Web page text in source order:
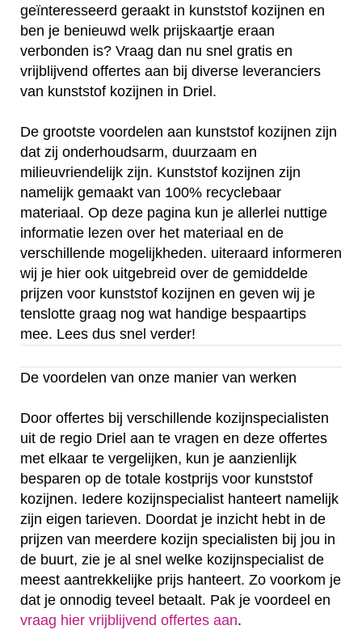
geïnteresseerd geraakt in kunststof kozijnen en
ben je benieuwd welk prijskaartje eraan
verbonden is? Vraag dan nu snel gratis en
vrijblijvend offertes aan bij diverse leveranciers
van kunststof kozijnen in Driel.
De grootste voordelen aan kunststof kozijnen zijn
dat zij onderhoudsarm, duurzaam en
milieuvriendelijk zijn. Kunststof kozijnen zijn
namelijk gemaakt van 100% recyclebaar
materiaal. Op deze pagina kun je allerlei nuttige
informatie lezen over het materiaal en de
verschillende mogelijkheden. uiteraard informeren
wij je hier ook uitgebreid over de gemiddelde
prijzen voor kunststof kozijnen en geven wij je
tenslotte graag nog wat handige bespaartips
mee. Lees dus snel verder!
De voordelen van onze manier van werken
Door offertes bij verschillende kozijnspecialisten
uit de regio Driel aan te vragen en deze offertes
met elkaar te vergelijken, kun je aanzienlijk
besparen op de totale kostprijs voor kunststof
kozijnen. Iedere kozijnspecialist hanteert namelijk
zijn eigen tarieven. Doordat je inzicht hebt in de
prijzen van meerdere kozijn specialisten bij jou in
de buurt, zie je al snel welke kozijnspecialist de
meest aantrekkelijke prijs hanteert. Zo voorkom je
dat je onnodig teveel betaalt. Pak je voordeel en
vraag hier vrijblijvend offertes aan.